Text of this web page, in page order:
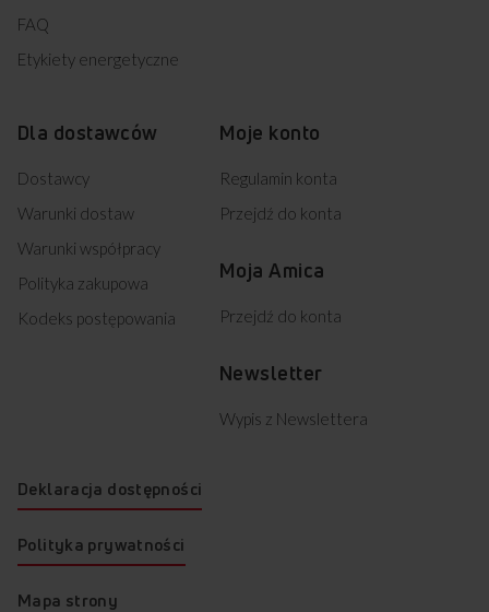
510GE3.43ZPTADNAQ(XX) (kod: 54981)
EBM 6411 AA (kod: 54984)
TEBX 7541 AA (kod: 55003)
EBC6541AA (kod: 55006)
EBC7551AA (kod: 55007)
EBG 6541 AA (kod: 55020)
514IE3.319TSDPHBJQ(W) (kod: 55096)
514IE3.319TSDPHBJQ(XXL) (kod: 55097)
614IE3.369TSDPHBQ(XXL) (kod: 55098)
EBI 7542 AA PYRO (kod: 55159)
IN 622 M (kod: 55166)
IN 622 W (kod: 55167)
IN 522 B (kod: 55171)
IN 522 W (kod: 55172)
57GE2.33HZPTADN(XX) (kod: 55180)
EBI 7542 AA SOFT (kod: 55278)
618GE3.33HZPTADPNQ(W) (kod: 55279)
FAQ
Etykiety energetyczne
Dla dostawców
Dostawcy
Warunki dostaw
Warunki współpracy
Polityka zakupowa
Kodeks postępowania
Moje konto
Regulamin konta
Przejdź do konta
Moja Amica
Przejdź do konta
Newsletter
Wypis z Newslettera
Deklaracja dostępności
Polityka prywatności
Mapa strony